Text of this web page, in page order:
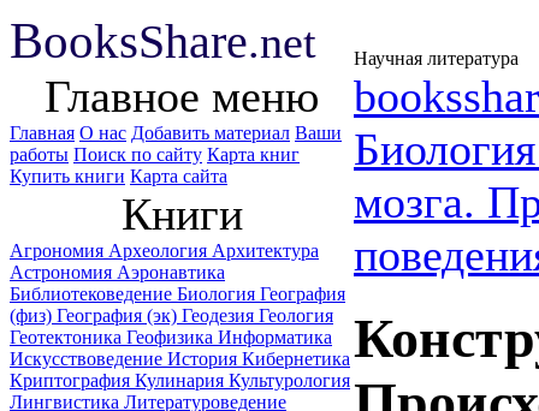
BooksShare.net Научная литература
Главное меню
Главная О нас Добавить материал Ваши
работы Поиск по сайту Карта книг
Купить книги Карта сайта
Книги
Агрономия Археология Архитектура
Астрономия Аэронавтика
Библиотековедение Биология География
(физ) География (эк) Геодезия Геология
Геотектоника Геофизика Информатика
Искусствоведение История Кибернетика
Криптография Кулинария Культурология
Лингвистика Литературоведение
мозга.